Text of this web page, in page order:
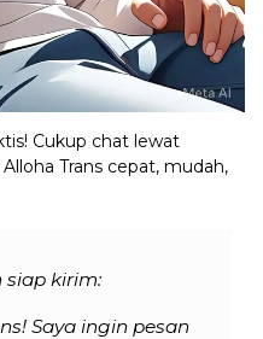
Cukup chat lewat
Trans cepat, mudah,
siap kirim:
Saya ingin pesan